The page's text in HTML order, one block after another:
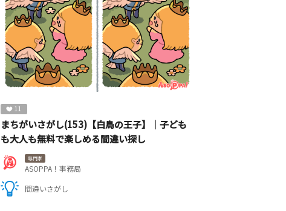
11
まちがいさがし(153)【白鳥の王子】｜子ども
も大人も無料で楽しめる間違い探し
専門家
ASOPPA！事務局
間違いさがし